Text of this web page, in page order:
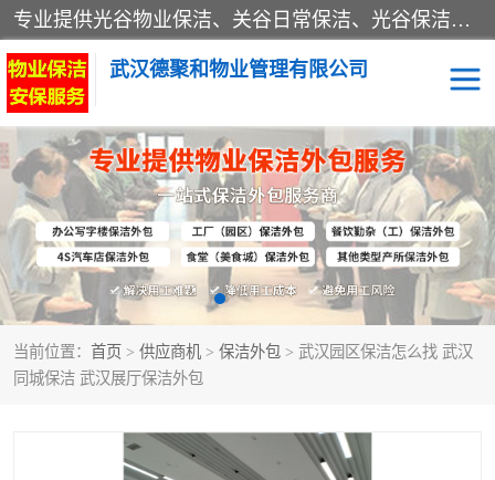
专业提供光谷物业保洁、关谷日常保洁、光谷保洁外包及武汉其他城区的单位日常保洁 武汉德聚和物业管理有限公司致力于打造中国专业物业保洁服务、日常保洁及其他保洁清洗外包服务。自公司成立以来提倡以先进的物业管理理念和模式经营，谋篇布局，以“至诚服务、精益求精、规范管理、锐意拓新”为质量方针，强化内部管理，为业主提供专业化、标准化和精细化的全方位物业服务，管理服务水平得到了广大业主和业内人士的一致好评。
武汉德聚和物业管理有限公司
当前位置： 首页 > 供应商机 > 保洁外包 > 武汉园区保洁怎么找 武汉
同城保洁 武汉展厅保洁外包
保洁外包